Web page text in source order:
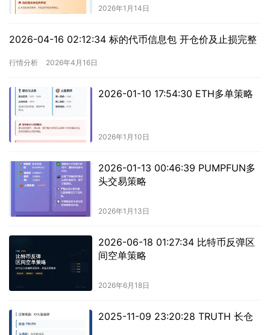
2026年1月14日
2026-04-16 02:12:34 标的代币信息包 开仓价及止损完整
行情分析 2026年4月16日
2026-01-10 17:54:30 ETH多单策略
2026年1月10日
2026-01-13 00:46:39 PUMPFUN多
头交易策略
2026年1月13日
2026-06-18 01:27:34 比特币反弹区
间空单策略
2026年6月18日
2025-11-09 23:20:28 TRUTH 长仓